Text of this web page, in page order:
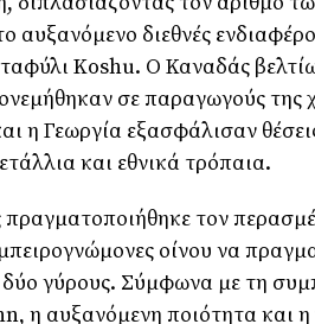
αυξανόμενο διεθνές
Koshu. Ο Καναδάς
σε παραγωγούς
η Γεωργία εξασφάλισαν
και εθνικά τρόπαια.
πραγματοποιήθηκε τον
οίνου να
δύο γύρους. Σύμφωνα με τη
, η αυξανόμενη ποιότητα και